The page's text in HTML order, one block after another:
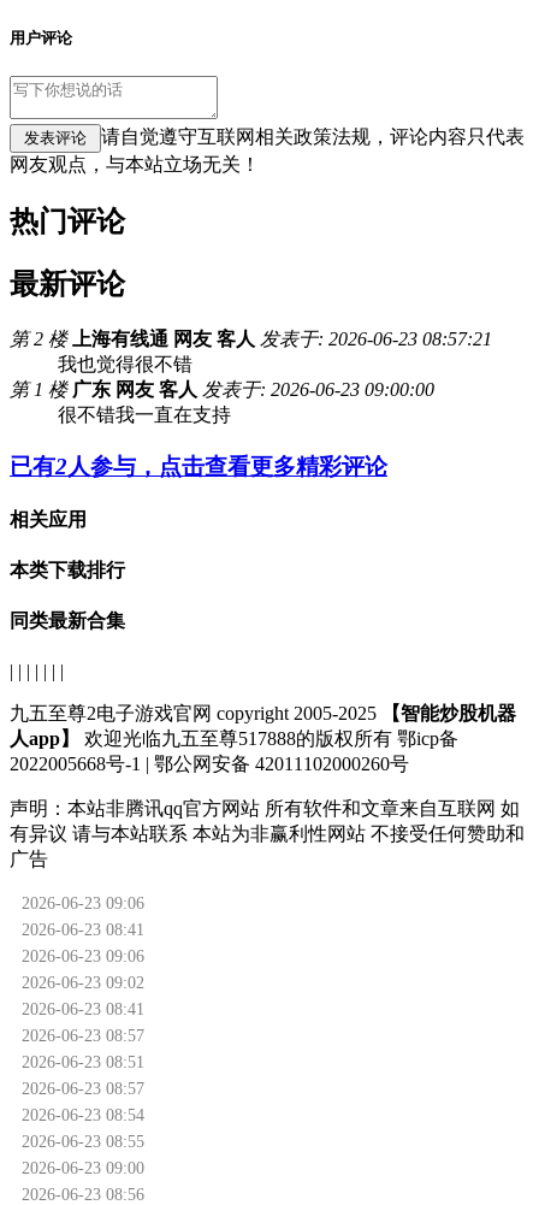
用户评论
请自觉遵守互联网相关政策法规，评论内容只代表
网友观点，与本站立场无关！
热门评论
最新评论
第 2 楼 上海有线通 网友 客人 发表于: 2026-06-23 08:57:21
我也觉得很不错
第 1 楼 广东 网友 客人 发表于: 2026-06-23 09:00:00
很不错我一直在支持
已有2人参与，点击查看更多精彩评论
相关应用
本类下载排行
同类最新合集
| | | | | | |
九五至尊2电子游戏官网 copyright 2005-2025
【智能炒股机器
人app】
欢迎光临九五至尊517888的版权所有 鄂icp备
2022005668号-1 | 鄂公网安备 42011102000260号
声明： 本站非腾讯qq官方网站 所有软件和文章来自互联网 如
有异议 请与本站联系 本站为非赢利性网站 不接受任何赞助和
广告
2026-06-23 09:06
2026-06-23 08:41
2026-06-23 09:06
2026-06-23 09:02
2026-06-23 08:41
2026-06-23 08:57
2026-06-23 08:51
2026-06-23 08:57
2026-06-23 08:54
2026-06-23 08:55
2026-06-23 09:00
2026-06-23 08:56